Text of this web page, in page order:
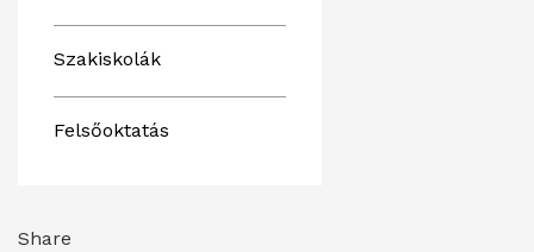
Szakiskolák
Felsőoktatás
Share